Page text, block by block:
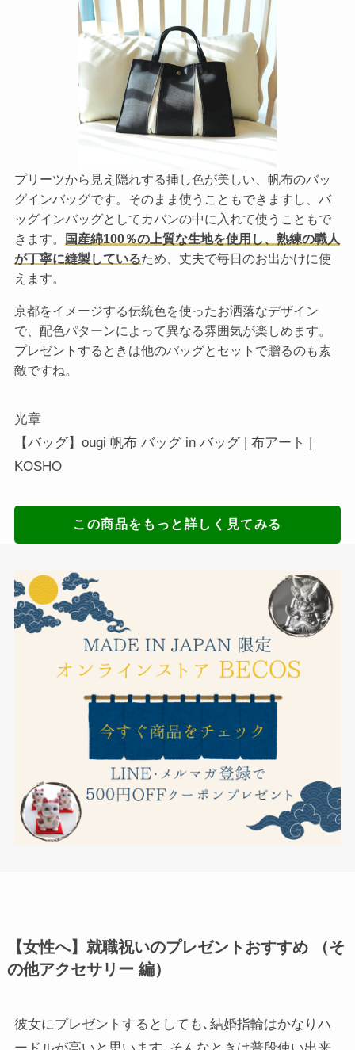
プリーツから見え隠れする挿し色が美しい、帆布のバッ
グインバッグです。そのまま使うこともできますし、バ
ッグインバッグとしてカバンの中に入れて使うこともで
きます。
国産綿100％の上質な生地を使用し、熟練の職人
が丁寧に縫製しているため、丈夫で毎日のお出かけに使
えます。
京都をイメージする伝統色を使ったお洒落なデザイン
で、配色パターンによって異なる雰囲気が楽しめます。
プレゼントするときは他のバッグとセットで贈るのも素
敵ですね。
光章
【バッグ】ougi 帆布 バッグ in バッグ | 布アート |
KOSHO
この商品をもっと詳しく見てみる
【女性へ】就職祝いのプレゼントおすすめ （そ
の他アクセサリー 編）
彼女にプレゼントするとしても､結婚指輪はかなりハ